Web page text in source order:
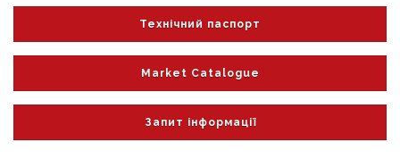
Технічний паспорт
Market Catalogue
Запит інформації